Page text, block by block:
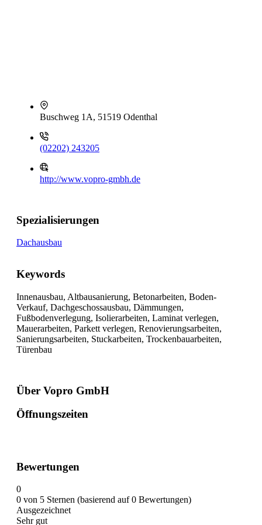
Buschweg 1A, 51519 Odenthal
(02202) 243205
http://www.vopro-gmbh.de
Spezialisierungen
Dachausbau
Keywords
Innenausbau, Altbausanierung, Betonarbeiten, Boden-
Verkauf, Dachgeschossausbau, Dämmungen,
Fußbodenverlegung, Isolierarbeiten, Laminat verlegen,
Mauerarbeiten, Parkett verlegen, Renovierungsarbeiten,
Sanierungsarbeiten, Stuckarbeiten, Trockenbauarbeiten,
Türenbau
Über Vopro GmbH
Öffnungszeiten
Bewertungen
0
0 von 5 Sternen (basierend auf 0 Bewertungen)
Ausgezeichnet
Sehr gut